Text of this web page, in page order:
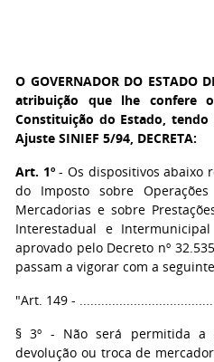
O GOVERNADOR DO ESTADO
atribuição que lhe confere
Constituição do Estado,
Ajuste SINIEF 5/94, DECRETA:
Art. 1º- Os dispositivos abaixo
do Imposto sobre
Mercadorias e sobre
Interestadual e Intermunicipal
aprovado pelo Decreto nº
passam a vigorar com a
"Art. 149 -
§ 3º - Não será permitida a
devolução ou troca de